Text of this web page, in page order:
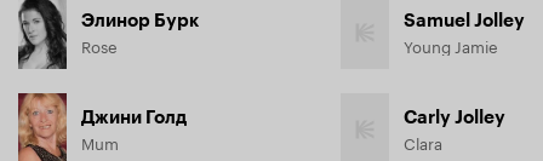
Элинор Бурк
Rose
Джини Голд
Mum
Samuel Jolley
Young Jamie
Carly Jolley
Clara